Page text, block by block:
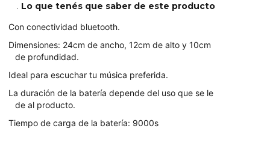
. Lo que tenés que saber de este producto
Con conectividad bluetooth.
Dimensiones: 24cm de ancho, 12cm de alto y 10cm
de profundidad.
Ideal para escuchar tu música preferida.
La duración de la batería depende del uso que se le
de al producto.
Tiempo de carga de la batería: 9000s